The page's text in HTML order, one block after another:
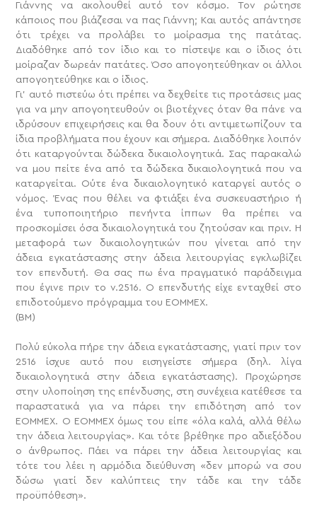
Γιάννης να ακολουθεί αυτό τον κόσμο. Τον ρώτησε
κάποιος που βιάζεσαι να πας Γιάννη; Και αυτός απάντησε
ότι τρέχει να προλάβει το μοίρασμα της πατάτας.
Διαδόθηκε από τον ίδιο και το πίστεψε και ο ίδιος ότι
μοίραζαν δωρεάν πατάτες. Όσο απογοητεύθηκαν οι άλλοι
απογοητεύθηκε και ο ίδιος.
Γι’ αυτό πιστεύω ότι πρέπει να δεχθείτε τις προτάσεις μας
για να μην απογοητευθούν οι βιοτέχνες όταν θα πάνε να
ιδρύσουν επιχειρήσεις και θα δουν ότι αντιμετωπίζουν τα
ίδια προβλήματα που έχουν και σήμερα. Διαδόθηκε λοιπόν
ότι καταργούνται δώδεκα δικαιολογητικά. Σας παρακαλώ
να μου πείτε ένα από τα δώδεκα δικαιολογητικά που να
καταργείται. Ούτε ένα δικαιολογητικό καταργεί αυτός ο
νόμος. Ένας που θέλει να φτιάξει ένα συσκευαστήριο ή
ένα τυποποιητήριο πενήντα ίππων θα πρέπει να
προσκομίσει όσα δικαιολογητικά του ζητούσαν και πριν. Η
μεταφορά των δικαιολογητικών που γίνεται από την
άδεια εγκατάστασης στην άδεια λειτουργίας εγκλωβίζει
τον επενδυτή. Θα σας πω ένα πραγματικό παράδειγμα
που έγινε πριν το ν.2516. Ο επενδυτής είχε ενταχθεί στο
επιδοτούμενο πρόγραμμα του ΕΟΜΜΕΧ.
(BM)
Πολύ εύκολα πήρε την άδεια εγκατάστασης, γιατί πριν τον
2516 ίσχυε αυτό που εισηγείστε σήμερα (δηλ. λίγα
δικαιολογητικά στην άδεια εγκατάστασης). Προχώρησε
στην υλοποίηση της επένδυσης, στη συνέχεια κατέθεσε τα
παραστατικά για να πάρει την επιδότηση από τον
ΕΟΜΜΕΧ. Ο ΕΟΜΜΕΧ όμως του είπε «όλα καλά, αλλά θέλω
την άδεια λειτουργίας». Και τότε βρέθηκε προ αδιεξόδου
ο άνθρωπος. Πάει να πάρει την άδεια λειτουργίας και
τότε του λέει η αρμόδια διεύθυνση «δεν μπορώ να σου
δώσω γιατί δεν καλύπτεις την τάδε και την τάδε
προϋπόθεση».